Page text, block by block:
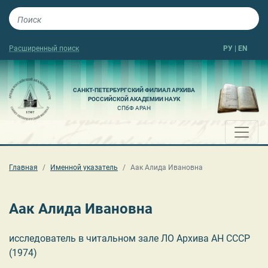
Расширенный поиск РУ EN
САНКТ-ПЕТЕРБУРГСКИЙ ФИЛИАЛ АРХИВА
РОССИЙСКОЙ АКАДЕМИИ НАУК
СПбФ АРАН
Главная Именной указатель Аак Алида Ивановна
Аак Алида Ивановна
исследователь в читальном зале ЛО Архива АН СССР
(1974)